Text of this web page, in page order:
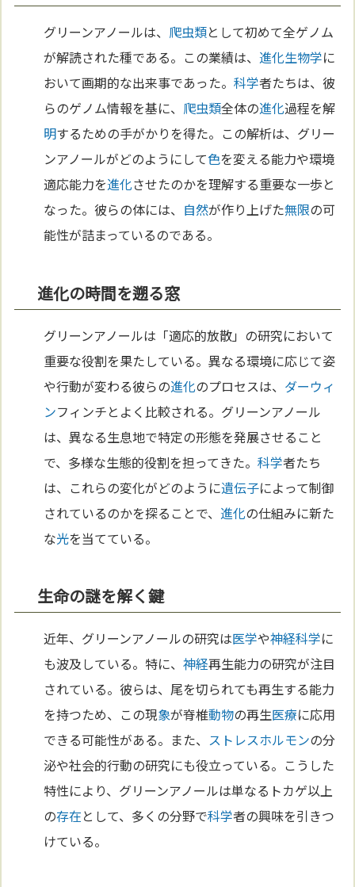
グリーンアノールは、 爬虫類として初めて全ゲノム
が解読された種である。この業績は、進化生物学に
おいて画期的な出来事であった。科学者たちは、彼
らのゲノム情報を基に、 爬虫類全体の進化過程を解
明するための手がかりを得た。この解析は、グリー
ンアノールがどのようにして色を変える能力や環境
適応能力を進化させたのかを理解する重要な一歩と
なった。彼らの体には、 自然が作り上げた無限の可
能性が詰まっているのである。
進化の時間を遡る窓
グリーンアノールは「適応的放散」の研究において
重要な役割を果たしている。異なる環境に応じて姿
や行動が変わる彼らの進化のプロセスは、 ダーウィ
ンフィンチとよく比較される。グリーンアノール
は、異なる生息地で特定の形態を発展させること
で、多様な生態的役割を担ってきた。科学者たち
は、これらの変化がどのように遺伝子によって制御
されているのかを探ることで、進化の仕組みに新た
な光を当てている。
生命の謎を解く鍵
近年、グリーンアノールの研究は医学や神経科学に
も波及している。特に、神経再生能力の研究が注目
されている。彼らは、尾を切られても再生する能力
を持つため、この現象が脊椎動物の再生医療に応用
できる可能性がある。また、 ストレスホルモンの分
泌や社会的行動の研究にも役立っている。こうした
特性により、グリーンアノールは単なるトカゲ以上
の存在として、多くの分野で科学者の興味を引きつ
けている。